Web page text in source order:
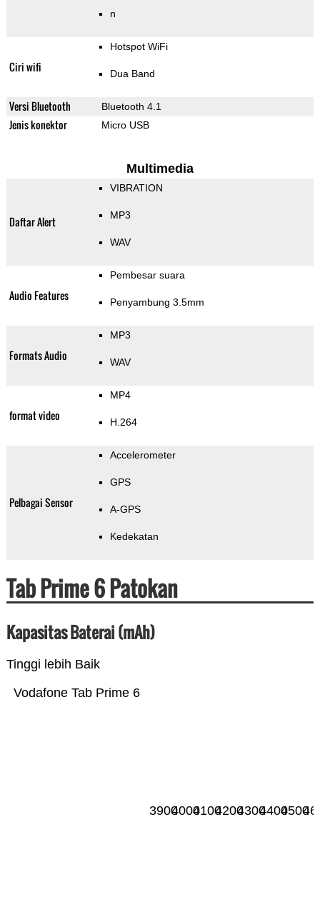
n
Ciri wifi
Hotspot WiFi
Dua Band
Versi Bluetooth Bluetooth 4.1
Jenis konektor Micro USB
Multimedia
Daftar Alert
VIBRATION
MP3
WAV
Audio Features
Pembesar suara
Penyambung 3.5mm
Formats Audio
MP3
WAV
format video
MP4
H.264
Pelbagai Sensor
Accelerometer
GPS
A-GPS
Kedekatan
Tab Prime 6 Patokan
Kapasitas Baterai (mAh)
Tinggi lebih Baik
Vodafone Tab Prime 6
3900400041004200430044004500